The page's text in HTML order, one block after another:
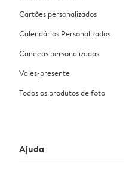
Cartões personalizados
Calendários Personalizados
Canecas personalizadas
Vales-presente
Todos os produtos de foto
Ajuda